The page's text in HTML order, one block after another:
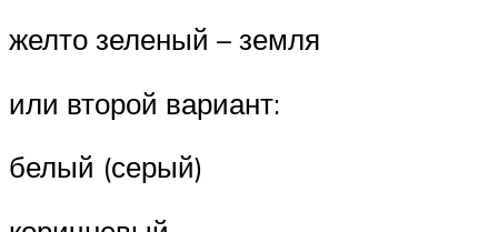
желто зеленый – земля
или второй вариант:
белый (серый)